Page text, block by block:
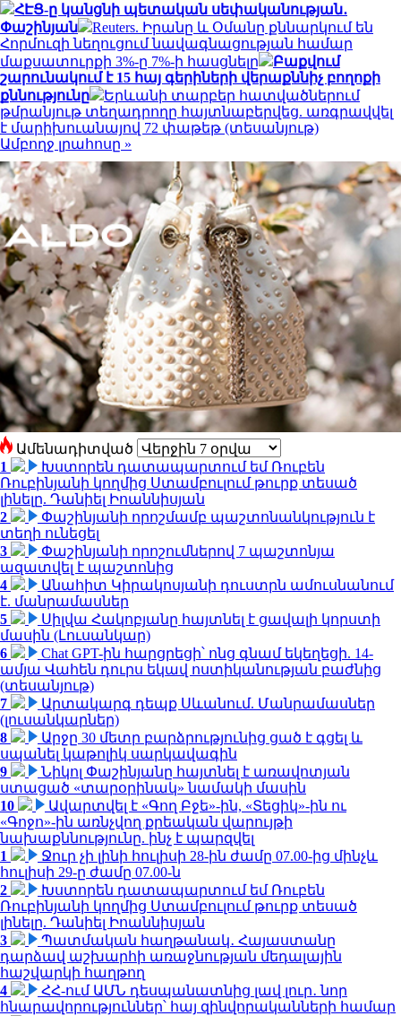
ՀԷՑ-ը կանցնի պետական սեփականության․
Փաշինյան
Reuters. Իրանը և Օմանը քննարկում են
Հորմուզի նեղուցում նավագնացության համար
մաքսատուրքի 3%-ը 7%-ի հասցնելը
Բաքվում
շարունակում է 15 հայ գերիների վերաքննիչ բողոքի
քննությունը
Երևանի տարբեր հատվածներում
թմրանյութ տեղադրողը հայտնաբերվեց. առգրավվել
է մարիխուանայով 72 փաթեթ (տեսանյութ)
Ամբողջ լրահոսը »
Ամենադիտված
1
Խստորեն դատապարտում եմ Ռուբեն
Ռուբինյանի կողմից Ստամբուլում թուրք տեսած
լինելը. Դանիել Իոաննիսյան
2
Փաշինյանի որոշմամբ պաշտոնանկություն է
տեղի ունեցել
3
Փաշինյանի որոշումներով 7 պաշտոնյա
ազատվել է պաշտոնից
4
Անահիտ Կիրակոսյանի դուստրն ամուսնանում
է. մանրամասներ
5
Սիլվա Հակոբյանը հայտնել է ցավալի կորստի
մասին (Լուսանկար)
6
Chat GPT-ին հարցրեցի՝ ոնց գնամ եկեղեցի. 14-
ամյա Վահեն դուրս եկավ ոստիկանության բաժնից
(տեսանյութ)
7
Արտակարգ դեպք Սևանում. Մանրամասներ
(լուսանկարներ)
8
Արջը 30 մետր բարձրությունից ցած է գցել և
սպանել կաթոլիկ սարկավագին
9
Նիկոլ Փաշինյանը հայտնել է առավոտյան
ստացած «տարօրինակ» նամակի մասին
10
Ավարտվել է «Գող Բջե»-ին, «Տեցիկ»-ին ու
«Գոջո»-ին առնչվող քրեական վարույթի
նախաքննությունը. ինչ է պարզվել
1
Ջուր չի լինի հուլիսի 28-ին ժամը 07.00-ից մինչև
հուլիսի 29-ը ժամը 07.00-ն
2
Խստորեն դատապարտում եմ Ռուբեն
Ռուբինյանի կողմից Ստամբուլում թուրք տեսած
լինելը. Դանիել Իոաննիսյան
3
Պատմական հաղթանակ․ Հայաստանը
դարձավ աշխարհի առաջնության մեդալային
հաշվարկի հաղթող
4
ՀՀ-ում ԱՄՆ դեսպանատնից լավ լուր․ նոր
հնարավորություններ՝ հայ զինվորականների համար